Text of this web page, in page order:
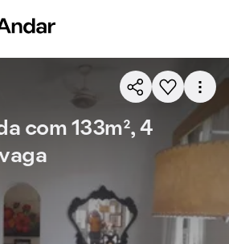
com 133m², 4